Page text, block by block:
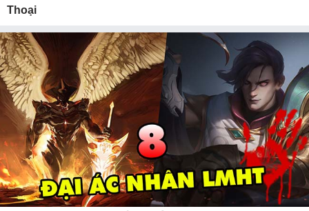
Thoại